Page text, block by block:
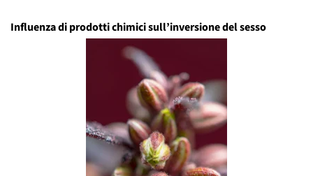
Influenza di prodotti chimici sull’inversione del sesso